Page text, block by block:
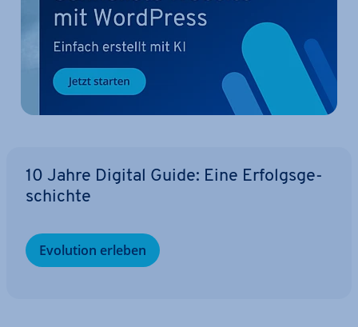
10 Jahre Digital Guide: Eine Er­folgs­ge­
schich­te
Evolution erleben